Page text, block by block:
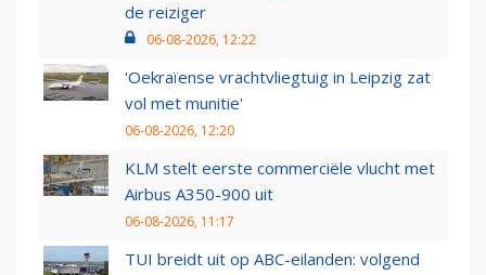
de reiziger
06-08-2026, 12:22
'Oekraïense vrachtvliegtuig in Leipzig zat
vol met munitie'
06-08-2026, 12:20
KLM stelt eerste commerciële vlucht met
Airbus A350-900 uit
06-08-2026, 11:17
TUI breidt uit op ABC-eilanden: volgend